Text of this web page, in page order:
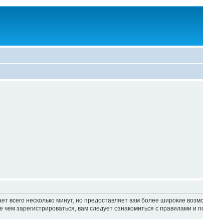
несколько минут, но предоставляет вам более широкие
зарегистрироваться, вам следует ознакомиться с правилами